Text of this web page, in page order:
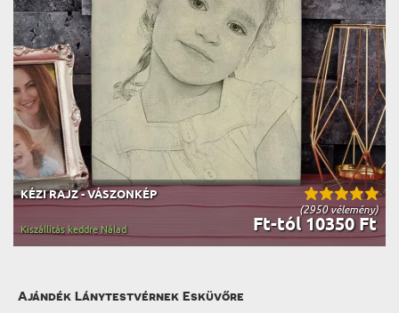
(2950 vélemény)
KÉZI RAJZ - VÁSZONKÉP
Ft-tól 10350 Ft
Kiszállítás keddre Nálad
Ajándék Lánytestvérnek Esküvőre